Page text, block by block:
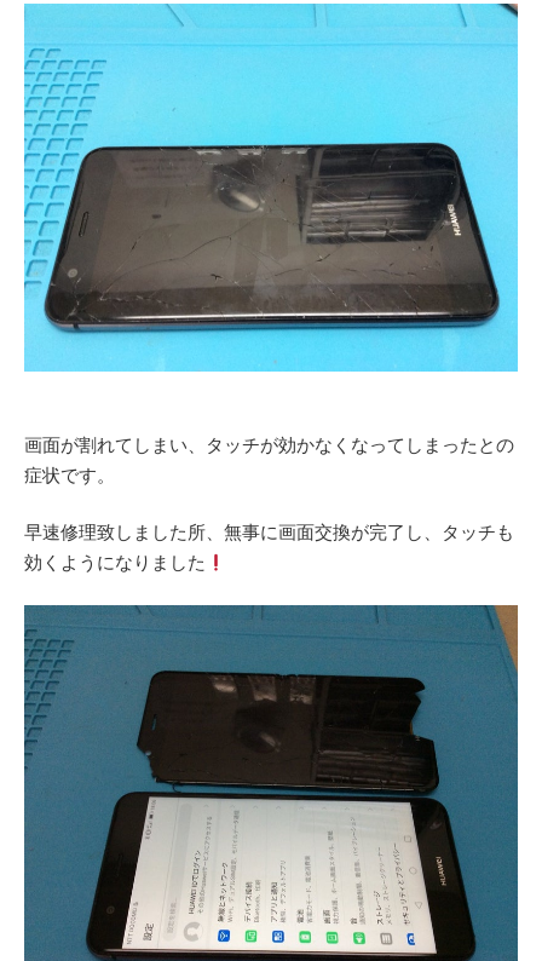
画面が割れてしまい、タッチが効かなくなってしまったとの
症状です。
早速修理致しました所、無事に画面交換が完了し、タッチも
効くようになりました